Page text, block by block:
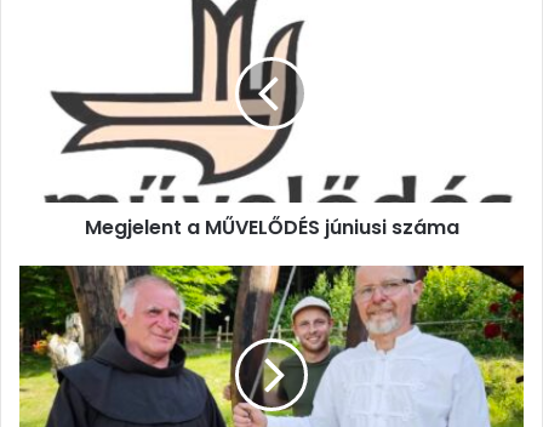
száma
Megjelent a MŰVELŐDÉS júniusi száma
SZENT
LÁSZLÓ-
NAP
a
csinódi
kápolnánál